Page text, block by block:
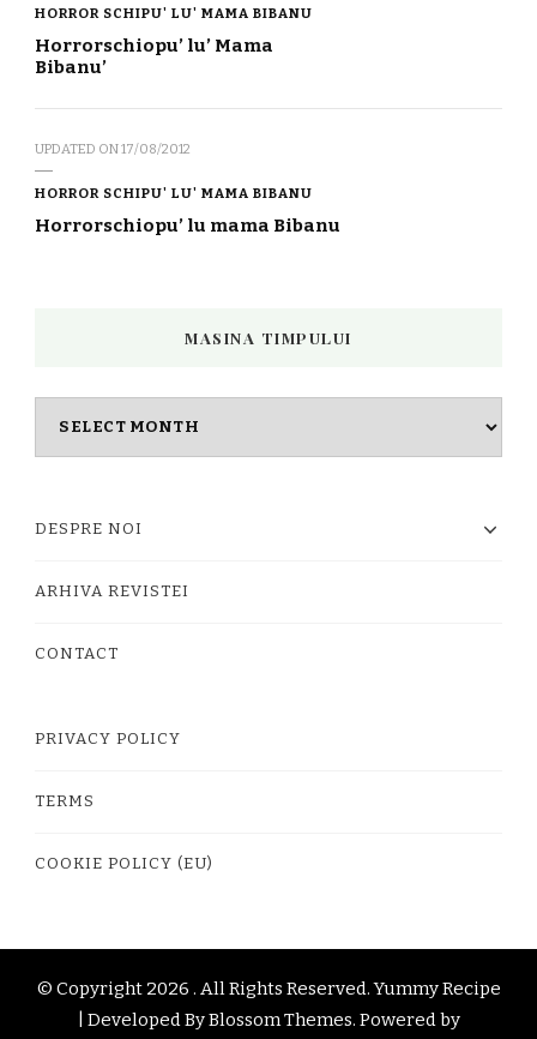
HORROR SCHIPU' LU' MAMA BIBANU
Horrorschiopu’ lu’ Mama
Bibanu’
UPDATED ON17/08/2012
HORROR SCHIPU' LU' MAMA BIBANU
Horrorschiopu’ lu mama Bibanu
MASINA TIMPULUI
DESPRE NOI
ARHIVA REVISTEI
CONTACT
PRIVACY POLICY
TERMS
COOKIE POLICY (EU)
© Copyright 2026 . All Rights Reserved.Yummy Recipe
| Developed ByBlossom Themes. Powered by